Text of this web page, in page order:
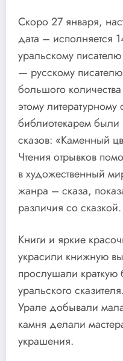
Скоро 27 января,
дата – исполняется
уральскому
— русскому
большого
этому
библиотекарем были
сказов: «Каменный
Чтения отрывков
в художественный
жанра – сказа,
различия со сказкой.
Книги и яркие
украсили книжную
прослушали
уральского
Урале добывали
камня делали
украшения.